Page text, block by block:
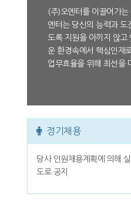
(주)오엔터를 이끌어가
엔터는 당신의 능력과 도
도록 지원을 아끼지 않고
운 환경속에서 핵심인재
업무효율을 위해 최선을
정기채용
당사 인원채용계획에 의해
도로 공지